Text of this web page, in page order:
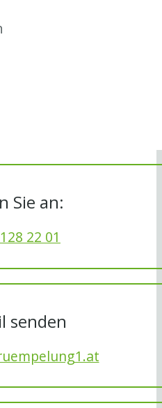
Sie an:
22 01
senden